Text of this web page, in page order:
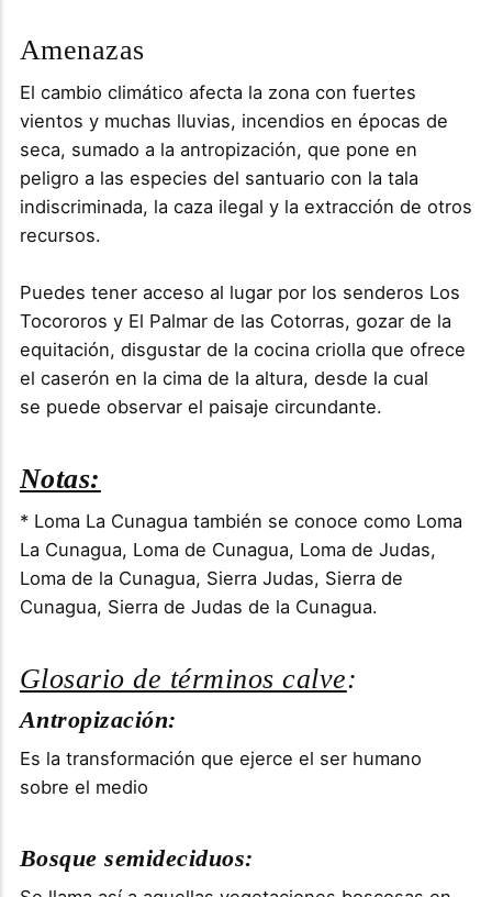
Amenazas
El cambio climático afecta la zona con fuertes
vientos y muchas lluvias, incendios en épocas de
seca, sumado a la antropización, que pone en
peligro a las especies del santuario con la tala
indiscriminada, la caza ilegal y la extracción de otros
recursos.
Puedes tener acceso al lugar por los senderos Los
Tocororos y El Palmar de las Cotorras, gozar de la
equitación, disgustar de la cocina criolla que ofrece
el caserón en la cima de la altura, desde la cual
se puede observar el paisaje circundante.
Notas:
* Loma La Cunagua también se conoce como Loma
La Cunagua, Loma de Cunagua, Loma de Judas,
Loma de la Cunagua, Sierra Judas, Sierra de
Cunagua, Sierra de Judas de la Cunagua.
Glosario de términos calve:
Antropización:
Es la transformación que ejerce el ser humano
sobre el medio
Bosque semideciduos: